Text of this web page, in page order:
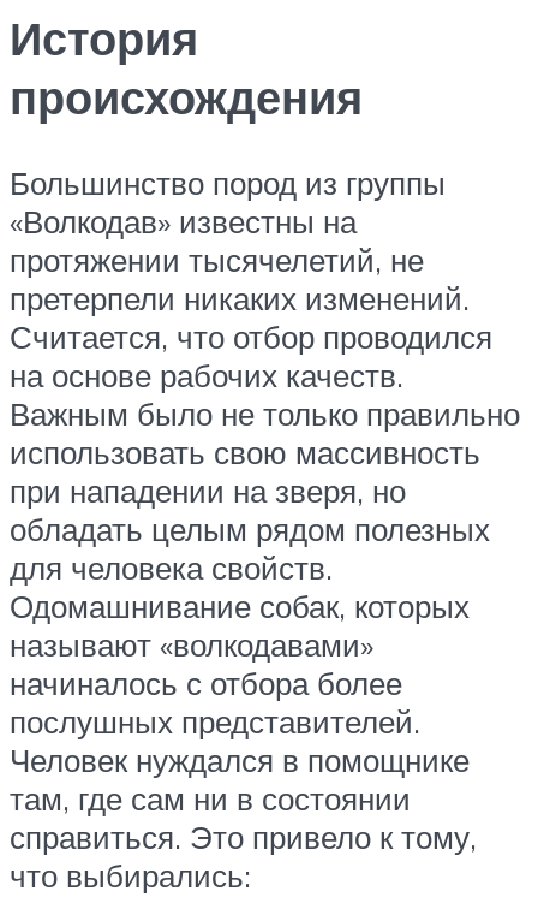
История
происхождения
Большинство пород из группы
«Волкодав» известны на
протяжении тысячелетий, не
претерпели никаких изменений.
Считается, что отбор проводился
на основе рабочих качеств.
Важным было не только правильно
использовать свою массивность
при нападении на зверя, но
обладать целым рядом полезных
для человека свойств.
Одомашнивание собак, которых
называют «волкодавами»
начиналось с отбора более
послушных представителей.
Человек нуждался в помощнике
там, где сам ни в состоянии
справиться. Это привело к тому,
что выбирались: